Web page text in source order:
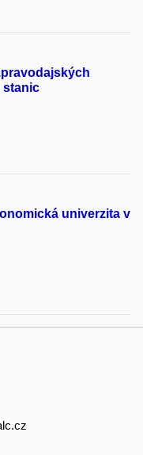
stanic
univerzita v